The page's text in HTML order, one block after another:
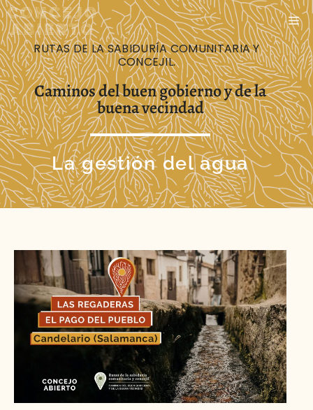
RUTAS DE LA SABIDURÍA COMUNITARIA Y
CONCEJIL.
Caminos del buen gobierno y de la
buena vecindad
La gestión del agua